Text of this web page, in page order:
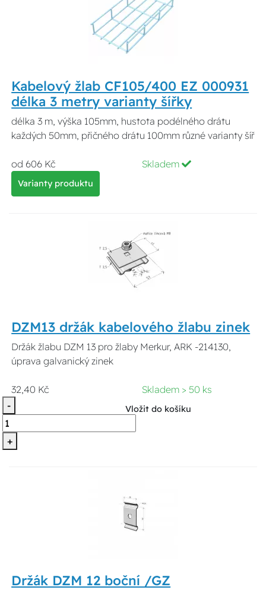
Kabelový žlab CF105/400 EZ 000931
délka 3 metry varianty šířky
délka 3 m, výška 105mm, hustota podélného drátu
každých 50mm, přičného drátu 100mm různé varianty šíř
od 606 Kč Skladem
Varianty produktu
DZM13 držák kabelového žlabu zinek
Držák žlabu DZM 13 pro žlaby Merkur, ARK -214130,
úprava galvanický zinek
32,40 Kč
Skladem > 50 ks
-
+
Vložit do košíku
Držák DZM 12 boční /GZ